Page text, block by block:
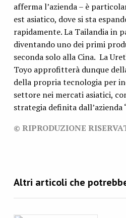
afferma l’azienda – è
est asiatico, dove si sta
rapidamente. La Tailandia in
diventando uno dei primi
seconda solo alla Cina. La
Toyo approfitterà dunque
della propria tecnologia per
settore nei mercati asiatici,
strategia definita dall’azienda
© RIPRODUZIONE